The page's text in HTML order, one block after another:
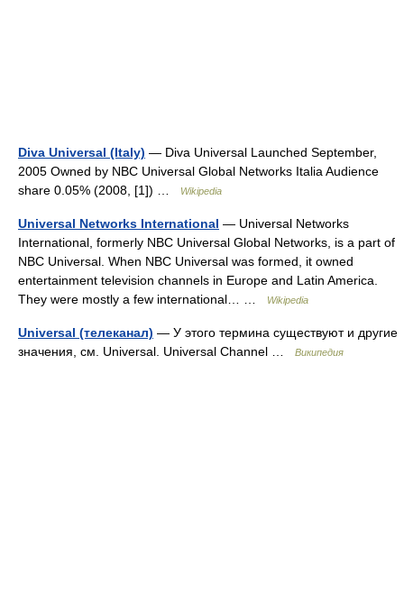
Diva Universal (Italy) — Diva Universal Launched September,
2005 Owned by NBC Universal Global Networks Italia Audience
share 0.05% (2008, [1]) …
Wikipedia
Universal Networks International — Universal Networks
International, formerly NBC Universal Global Networks, is a part of
NBC Universal. When NBC Universal was formed, it owned
entertainment television channels in Europe and Latin America.
They were mostly a few international… …
Wikipedia
Universal (телеканал) — У этого термина существуют и другие
значения, см. Universal. Universal Channel …
Википедия